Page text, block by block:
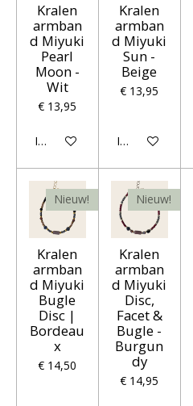
Kralen
armban
d Miyuki
Pearl
Moon -
Wit
€ 13,95
In winkelwagen
Kralen
armban
d Miyuki
Sun -
Beige
€ 13,95
In winkelwagen
Nieuw!
Kralen
armban
d Miyuki
Bugle
Disc |
Bordeau
x
€ 14,50
Nieuw!
Kralen
armban
d Miyuki
Disc,
Facet &
Bugle -
Burgun
dy
€ 14,95